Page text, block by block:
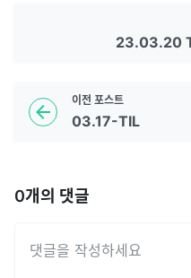
이전 포스트
03.17-TIL
23.03.20
0개의 댓글